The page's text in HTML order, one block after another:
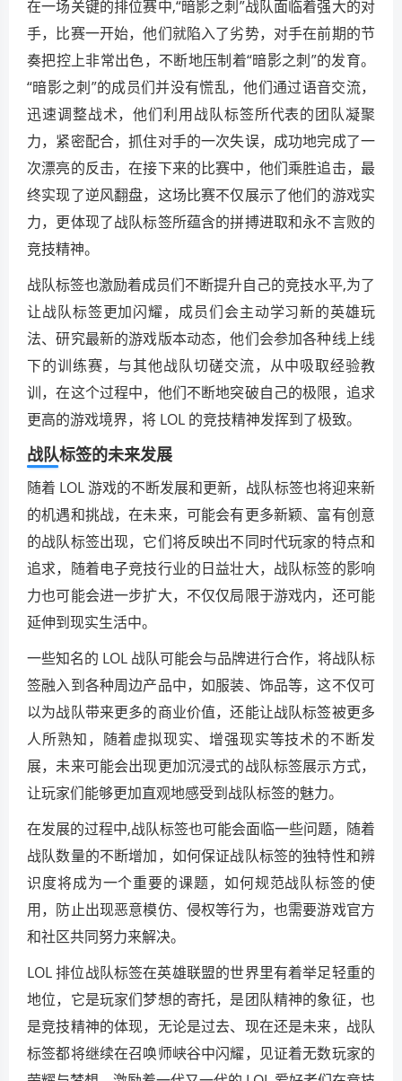
在一场关键的排位赛中,“暗影之刺”战队面临着强大的对
手，比赛一开始，他们就陷入了劣势，对手在前期的节
奏把控上非常出色，不断地压制着“暗影之刺”的发育。
“暗影之刺”的成员们并没有慌乱，他们通过语音交流，
迅速调整战术，他们利用战队标签所代表的团队凝聚
力，紧密配合，抓住对手的一次失误，成功地完成了一
次漂亮的反击，在接下来的比赛中，他们乘胜追击，最
终实现了逆风翻盘，这场比赛不仅展示了他们的游戏实
力，更体现了战队标签所蕴含的拼搏进取和永不言败的
竞技精神。
战队标签也激励着成员们不断提升自己的竞技水平,为了
让战队标签更加闪耀，成员们会主动学习新的英雄玩
法、研究最新的游戏版本动态，他们会参加各种线上线
下的训练赛，与其他战队切磋交流，从中吸取经验教
训，在这个过程中，他们不断地突破自己的极限，追求
更高的游戏境界，将 LOL 的竞技精神发挥到了极致。
战队标签的未来发展
随着 LOL 游戏的不断发展和更新，战队标签也将迎来新
的机遇和挑战，在未来，可能会有更多新颖、富有创意
的战队标签出现，它们将反映出不同时代玩家的特点和
追求，随着电子竞技行业的日益壮大，战队标签的影响
力也可能会进一步扩大，不仅仅局限于游戏内，还可能
延伸到现实生活中。
一些知名的 LOL 战队可能会与品牌进行合作，将战队标
签融入到各种周边产品中，如服装、饰品等，这不仅可
以为战队带来更多的商业价值，还能让战队标签被更多
人所熟知，随着虚拟现实、增强现实等技术的不断发
展，未来可能会出现更加沉浸式的战队标签展示方式，
让玩家们能够更加直观地感受到战队标签的魅力。
在发展的过程中,战队标签也可能会面临一些问题，随着
战队数量的不断增加，如何保证战队标签的独特性和辨
识度将成为一个重要的课题，如何规范战队标签的使
用，防止出现恶意模仿、侵权等行为，也需要游戏官方
和社区共同努力来解决。
LOL 排位战队标签在英雄联盟的世界里有着举足轻重的
地位，它是玩家们梦想的寄托，是团队精神的象征，也
是竞技精神的体现，无论是过去、现在还是未来，战队
标签都将继续在召唤师峡谷中闪耀，见证着无数玩家的